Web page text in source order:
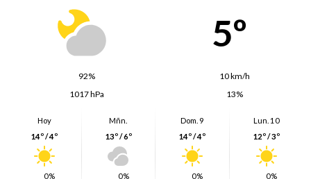
5º
92%
10 km/h
1017 hPa
13%
Hoy
14º / 4º
0%
Mñn.
13º / 6º
0%
Dom. 9
14º / 4º
0%
Lun. 10
12º / 3º
0%